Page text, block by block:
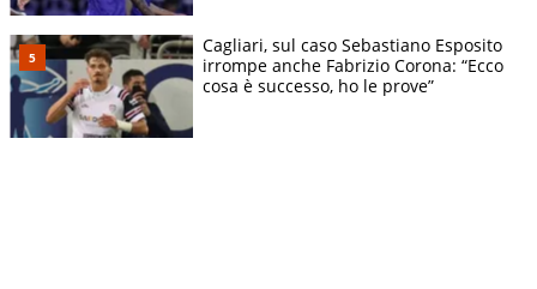
Cagliari, sul caso Sebastiano Esposito
irrompe anche Fabrizio Corona: “Ecco
cosa è successo, ho le prove”